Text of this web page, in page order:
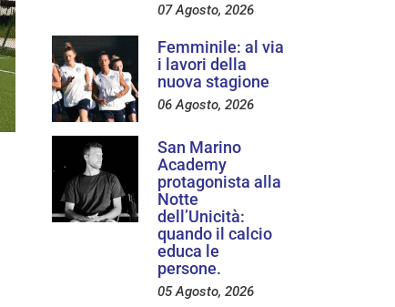
07 Agosto, 2026
Femminile: al via
i lavori della
nuova stagione
06 Agosto, 2026
San Marino
Academy
protagonista alla
Notte
dell’Unicità:
quando il calcio
educa le
persone.
05 Agosto, 2026